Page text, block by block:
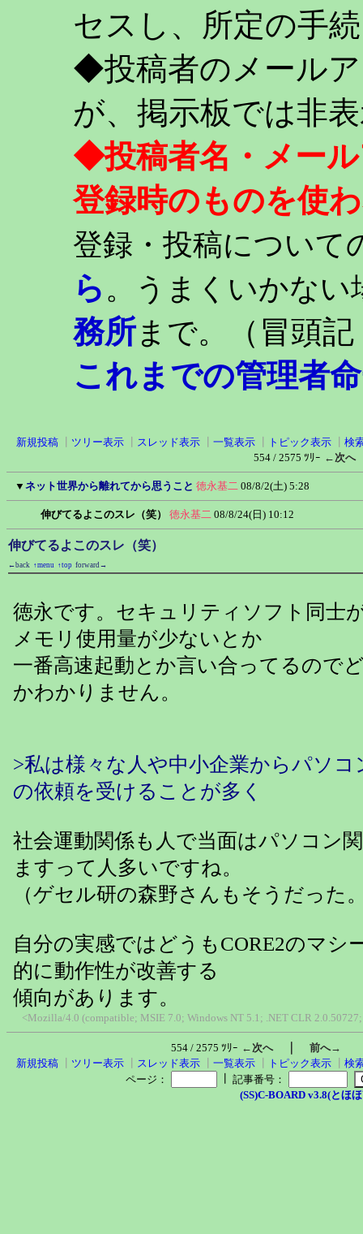
セスし、所定の手
◆投稿者のメール
が、掲示板では非
◆投稿者名・メー
登録時のものを使
登録・投稿について
ら。うまくいかない
務所まで。 （冒
これまでの管理者
新規投稿 ツリー表示 スレッド表示 一覧表示 トピック表示
検
554 / 2575 ﾂﾘｰ ←次へ
▼ ネット世界から離れてから思うこと 徳永基二 08/8/2(土) 5:28
伸びてるよこのスレ（笑） 徳永基二 08/8/24(日) 10:12
伸びてるよこのスレ（笑）
←back ↑menu ↑top forward→
徳永です。セキュリティソフト同士
メモリ使用量が少ないとか
一番高速起動とか言い合ってるので
かわかりません。
>私は様々な人や中小企業からパソコ
の依頼を受けることが多く
社会運動関係も人で当面はパソコン
ますって人多いですね。
（ゲセル研の森野さんもそうだった
自分の実感ではどうもCORE2のマシ
的に動作性が改善する
傾向があります。
<Mozilla/4.0 (compatible; MSIE 7.0; Windows NT 5.1; .NET CLR
554 / 2575 ﾂﾘｰ ←次へ｜ 前へ→
新規投稿
ツリー表示 スレッド表示 一覧表示 トピック表示
検
ページ：
記事番号：
(SS)C-BOARD v3.8(とほ